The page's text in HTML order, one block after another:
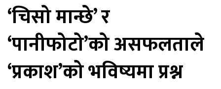
‘चिसो मान्छे’ र
‘पानीफोटो’को असफलताले
‘प्रकाश’को भविष्यमा प्रश्न